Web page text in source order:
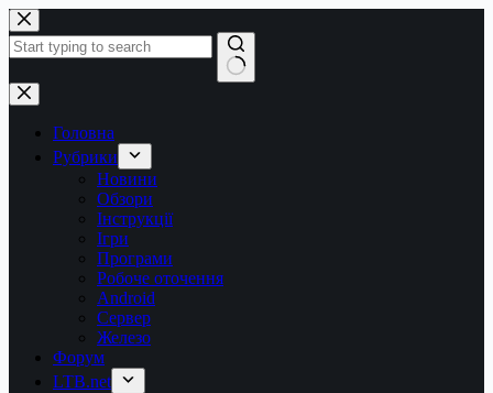
Перейти
до
вмісту
Немає
результатів
Головна
Рубрики
Новини
Обзори
Інструкції
Ігри
Програми
Робоче оточення
Android
Сервер
Железо
Форум
LTB.net